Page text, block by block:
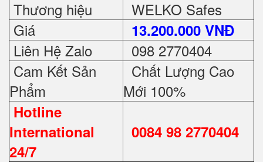
Thương hiệu
WELKO Safes
Giá
13.200.000 VNĐ
Liên Hệ Zalo
098 2770404
Cam Kết Sản
Phẩm
Chất Lượng Cao
Mới 100%
Hotline
International
24/7
0084 98 2770404